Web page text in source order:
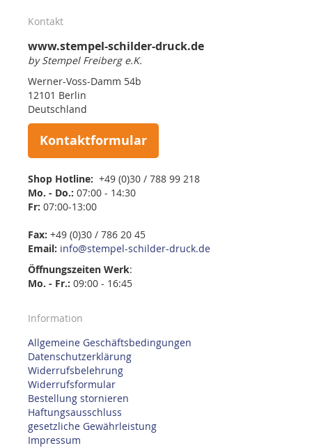
Kontakt
www.stempel-schilder-druck.de
by Stempel Freiberg e.K.
Werner-Voss-Damm 54b
12101 Berlin
Deutschland
Kontaktformular
Shop Hotline: +49 (0)30 / 788 99 218
Mo. - Do.: 07:00 - 14:30
Fr: 07:00-13:00
Fax: +49 (0)30 / 786 20 45
Email: info@stempel-schilder-druck.de
Öffnungszeiten Werk:
Mo. - Fr.: 09:00 - 16:45
Information
Allgemeine Geschäftsbedingungen
Datenschutzerklärung
Widerrufsbelehrung
Widerrufsformular
Bestellung stornieren
Haftungsausschluss
gesetzliche Gewährleistung
Impressum